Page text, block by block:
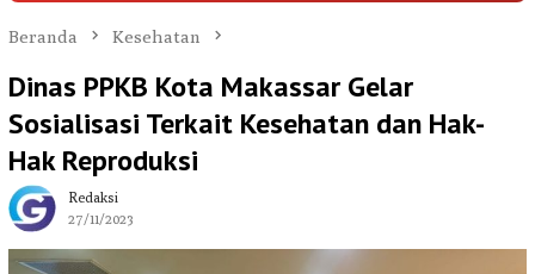
Beranda Kesehatan
Dinas PPKB Kota Makassar Gelar
Sosialisasi Terkait Kesehatan dan Hak-
Hak Reproduksi
Redaksi
27/11/2023